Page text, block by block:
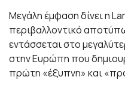
Μεγάλη έμφαση δίνει η
περιβαλλοντικό
εντάσσεται στο
στην Ευρώπη που
πρώτη «έξυπνη» και